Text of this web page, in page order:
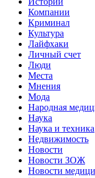
Компании
Криминал
Культура
Лайфхаки
Личный счет
Люди
Места
Мнения
Мода
Народная
Наука
Наука и техника
Недвижимость
Новости
Новости ЗОЖ
Новости